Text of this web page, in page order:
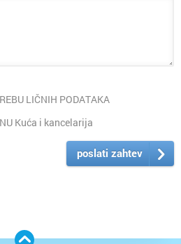
LIČNIH PODATAKA
Kuća i kancelarija
poslati zahtev